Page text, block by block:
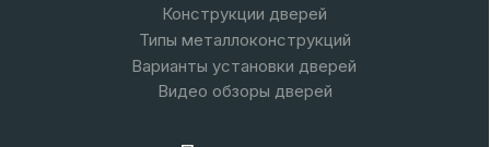
Политика конфиденциальности
Наверх